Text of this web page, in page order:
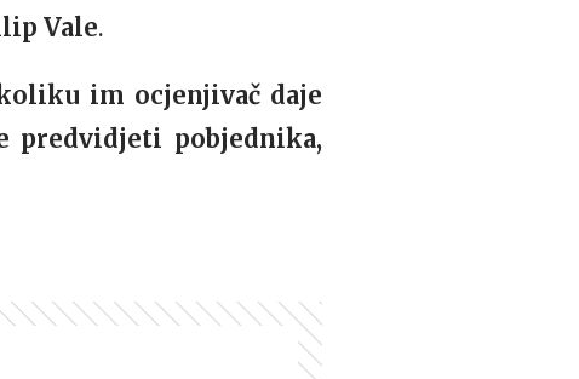
Vale.
im ocjenjivač daje
predvidjeti pobjednika,